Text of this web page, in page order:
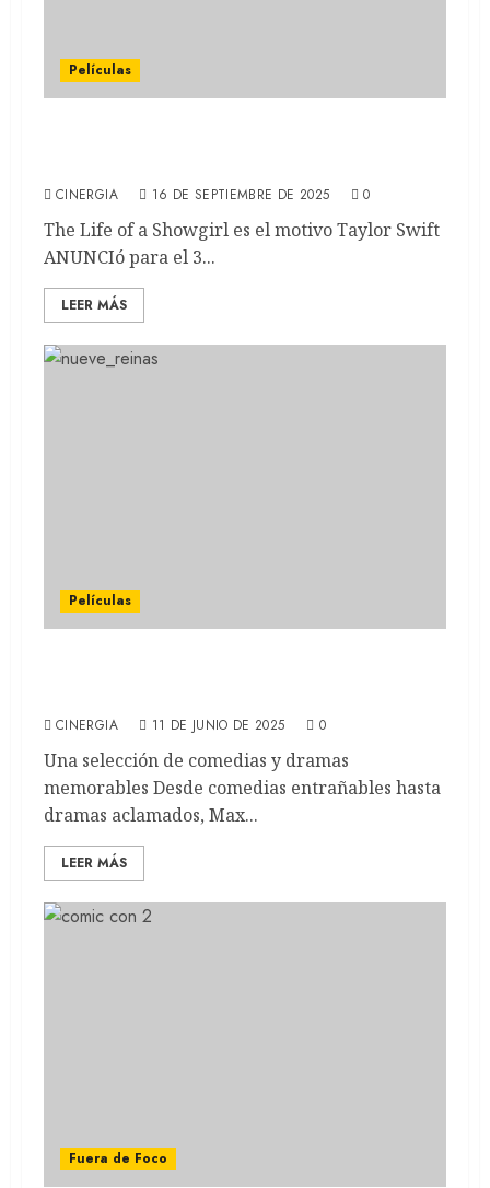
Películas
CINERGIA 16 DE SEPTIEMBRE DE 2025 0
The Life of a Showgirl es el motivo Taylor Swift
ANUNCIó para el 3...
LEER MÁS
Películas
CINERGIA 11 DE JUNIO DE 2025 0
Una selección de comedias y dramas
memorables Desde comedias entrañables hasta
dramas aclamados, Max...
LEER MÁS
Fuera de Foco